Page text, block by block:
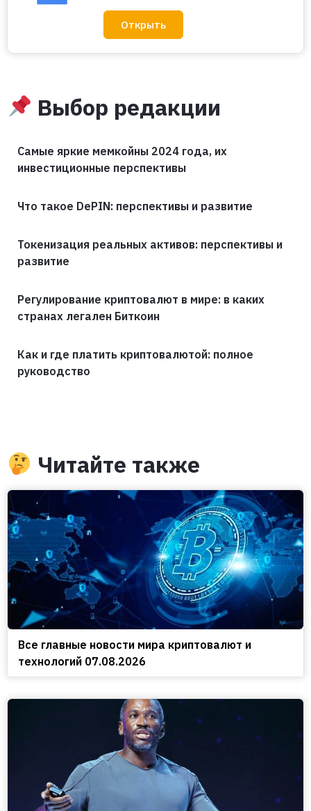
Открыть
Выбор редакции
Самые яркие мемкойны 2024 года, их
инвестиционные перспективы
Что такое DePIN: перспективы и развитие
Токенизация реальных активов: перспективы и
развитие
Регулирование криптовалют в мире: в каких
странах легален Биткоин
Как и где платить криптовалютой: полное
руководство
Читайте также
Все главные новости мира криптовалют и
технологий 07.08.2026